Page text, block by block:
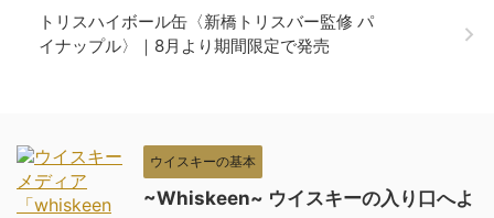
トリスハイボール缶〈新橋トリスバー監修 パ
イナップル〉｜8月より期間限定で発売
ウイスキーの基本
~Whiskeen~ ウイスキーの入り口へよ